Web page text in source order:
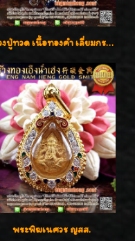
หลวงปู่ทวด เนื้อทองคำ เลี่ยมกรอบทองคำประดับเพชรแท้และพลอยนพเก้า น่ารักมากๆค่ะ
พระพิฆเนศวร ญสส.